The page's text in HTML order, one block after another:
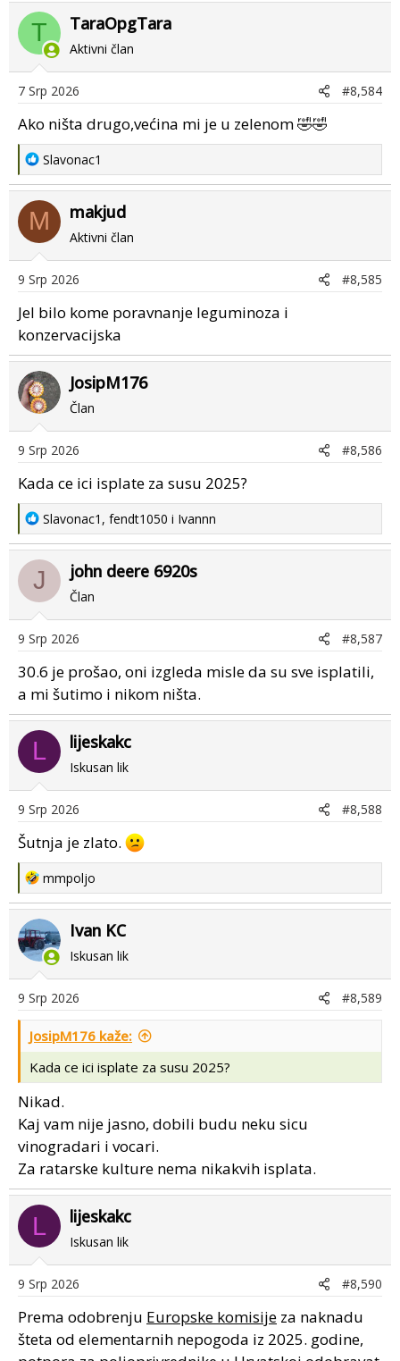
T TaraOpgTara
Aktivni član
7 Srp 2026 #8,584
Ako ništa drugo,većina mi je u zelenom 🤣🤣
R
e
a
c
t
n
s
Slavonac1
M makjud
Aktivni član
9 Srp 2026 #8,585
Jel bilo kome poravnanje leguminoza i
konzervacijska
JosipM176
Član
9 Srp 2026 #8,586
Kada ce ici isplate za susu 2025?
R
e
a
c
t
n
s
Slavonac1 , fendt1050 i Ivannn
J john deere 6920s
Član
9 Srp 2026 #8,587
30.6 je prošao, oni izgleda misle da su sve isplatili,
a mi šutimo i nikom ništa.
L lijeskakc
Iskusan lik
9 Srp 2026 #8,588
Šutnja je zlato.
R
e
a
c
t
n
:
mmpoljo
Ivan KC
Iskusan lik
9 Srp 2026 #8,589
JosipM176 kaže:
Kada ce ici isplate za susu 2025?
Nikad.
Kaj vam nije jasno, dobili budu neku sicu
vinogradari i vocari.
Za ratarske kulture nema nikakvih isplata.
L lijeskakc
Iskusan lik
9 Srp 2026 #8,590
Prema odobrenju Europske komisije za naknadu
šteta od elementarnih nepogoda iz 2025. godine,